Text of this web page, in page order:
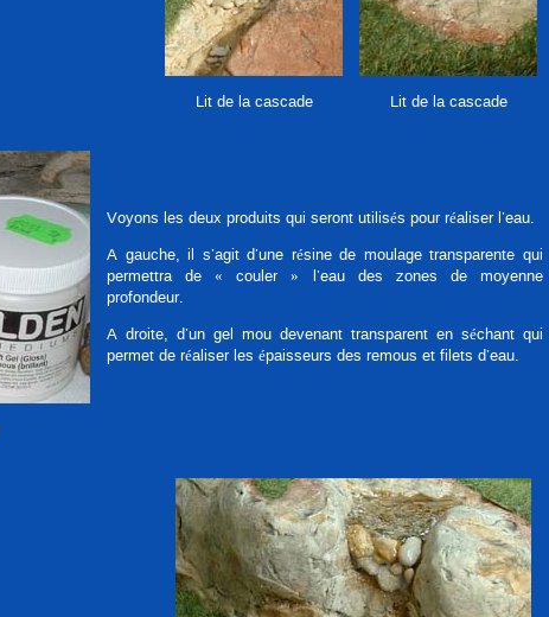
Lit de la cascade Lit de la cascade
Voyons les deux produits qui seront utilisés pour réaliser l’eau.
A gauche, il s’agit d’une résine de moulage transparente qui
permettra de « couler » l’eau des zones de moyenne
profondeur.
A droite, d’un gel mou devenant transparent en séchant qui
permet de réaliser les épaisseurs des remous et filets d’eau.